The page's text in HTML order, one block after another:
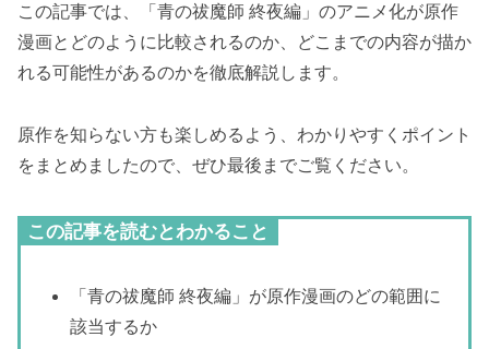
この記事では、「青の祓魔師 終夜編」のアニメ化が原作
漫画とどのように比較されるのか、どこまでの内容が描か
れる可能性があるのかを徹底解説します。
原作を知らない方も楽しめるよう、わかりやすくポイント
をまとめましたので、ぜひ最後までご覧ください。
この記事を読むとわかること
「青の祓魔師 終夜編」が原作漫画のどの範囲に
該当するか